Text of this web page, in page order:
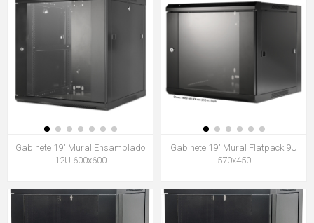
Gabinete 19" Mural Ensamblado
12U 600x600
Gabinete 19" Mural Flatpack 9U
570x450